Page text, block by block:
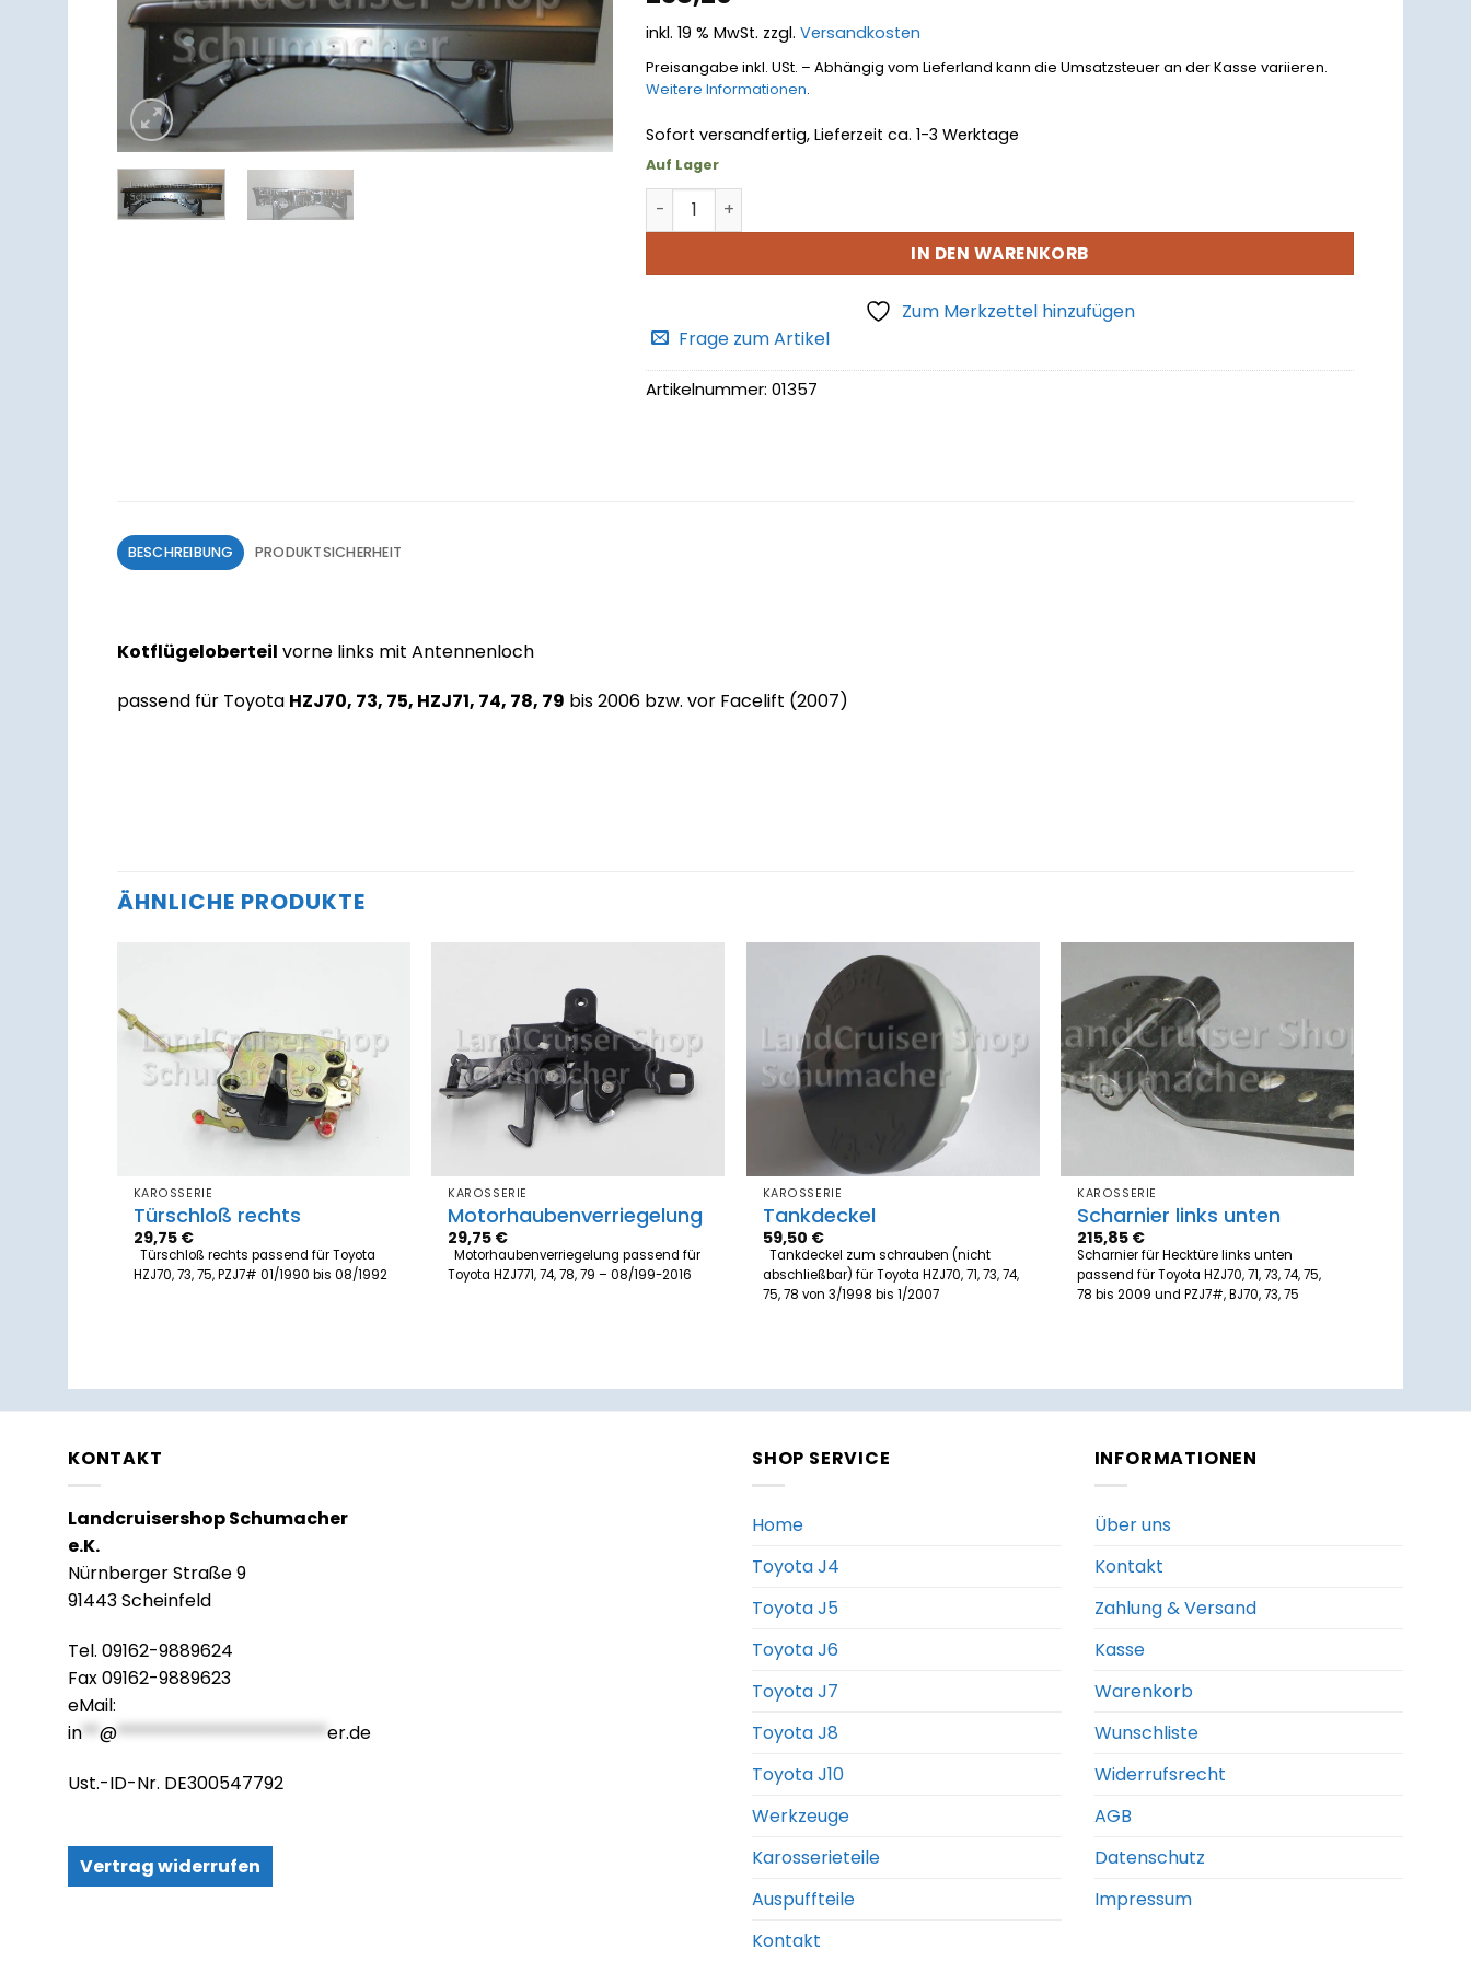
hinzufügen
inkl. 19 % MwSt. zzgl.Versandkosten
Preisangabe inkl. USt. – Abhängig vom Lieferland kann die Umsatzsteuer an der Kasse variieren.
Weitere Informationen.
Sofort versandfertig, Lieferzeit ca. 1-3 Werktage
Auf Lager
Kotflügeloberteil li vo Menge
IN DEN WARENKORB
Zum Merkzettel hinzufügen
Frage zum Artikel
Artikelnummer:01357
BESCHREIBUNG PRODUKTSICHERHEIT
Kotflügeloberteil vorne links mit Antennenloch
passend für Toyota HZJ70, 73, 75, HZJ71, 74, 78, 79 bis 2006 bzw. vor Facelift (2007)
ÄHNLICHE PRODUKTE
hinzufügen
KAROSSERIE
Türschloß rechts
29,75 €
Türschloß rechts passend für Toyota
HZJ70, 73, 75, PZJ7# 01/1990 bis 08/1992
hinzufügen
KAROSSERIE
Motorhaubenverriegelung
29,75 €
Motorhaubenverriegelung passend für
Toyota HZJ771, 74, 78, 79 – 08/199-2016
Merkzettel
hinzufügen
KAROSSERIE
Tankdeckel
59,50 €
Tankdeckel zum schrauben (nicht
abschließbar) für Toyota HZJ70, 71, 73, 74,
75, 78 von 3/1998 bis 1/2007
Merkzettel
hinzufügen
KAROSSERIE
Scharnier links unten
215,85 €
Scharnier für Hecktüre links unten
passend für Toyota HZJ70, 71, 73, 74, 75,
78 bis 2009 und PZJ7#, BJ70, 73, 75
KONTAKT
Landcruisershop Schumacher
e.K.
Nürnberger Straße 9
91443 Scheinfeld
Tel. 09162-9889624
Fax 09162-9889623
eMail:
in**@************************er.de
Ust.-ID-Nr. DE300547792
Vertrag widerrufen
SHOP SERVICE
Home
Toyota J4
Toyota J5
Toyota J6
Toyota J7
Toyota J8
Toyota J10
Werkzeuge
Karosserieteile
Auspuffteile
Kontakt
INFORMATIONEN
Über uns
Kontakt
Zahlung & Versand
Kasse
Warenkorb
Wunschliste
Widerrufsrecht
AGB
Datenschutz
Impressum